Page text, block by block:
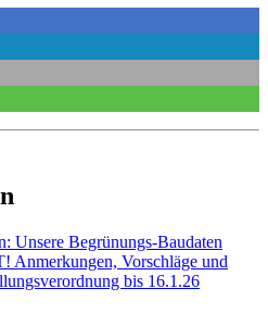
Unsere Begrünungs-Baudaten
Anmerkungen, Vorschläge und
bis 16.1.26